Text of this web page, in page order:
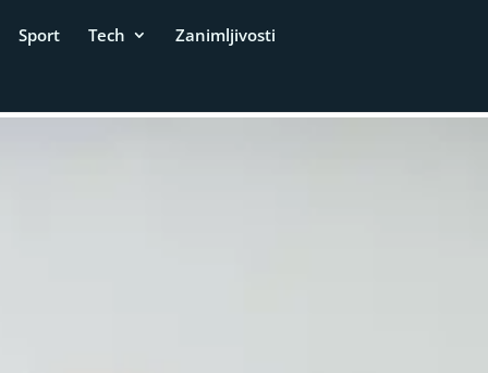
Sport Tech
Zanimljivosti